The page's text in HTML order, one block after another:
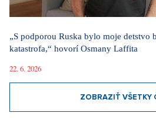
„S podporou Ruska bylo moje detstvo
katastrofa,“ hovorí Osmany Laffita
22. 6. 2026
ZOBRAZIŤ VŠETKY